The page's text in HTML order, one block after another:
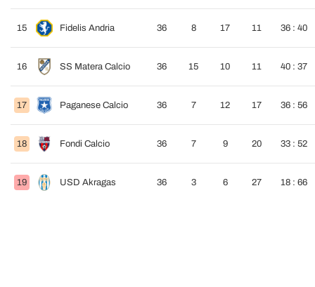
15 Fidelis Andria 36 8 17 11 36 : 40
16 SS Matera Calcio 36 15 10 11 40 : 37
17 Paganese Calcio 36 7 12 17 36 : 56
18 Fondi Calcio 36 7 9 20 33 : 52
19 USD Akragas 36 3 6 27 18 : 66